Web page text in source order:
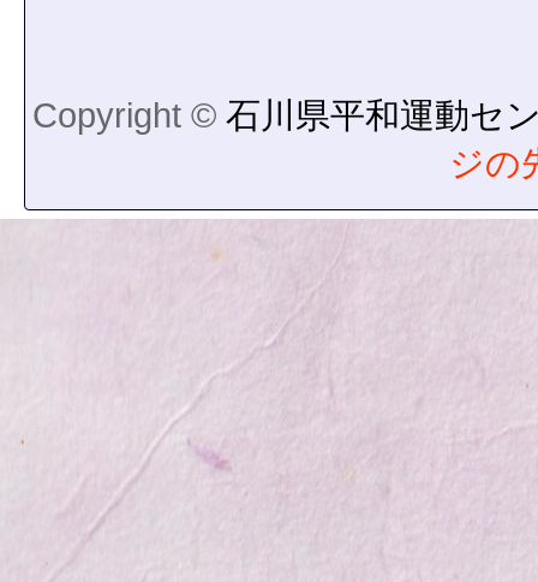
Copyright © 石川県平和運動セ
ジの